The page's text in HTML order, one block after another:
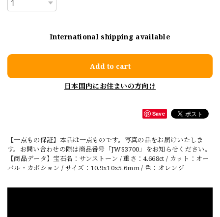
International shipping available
Add to cart
日本国内にお住まいの方向け
Save
【一点もの保証】本品は一点ものです。写真の品をお届けいたしま
す。お問い合わせの際は商品番号「JWS3700」をお知らせください。
【商品データ】宝石名：サンストーン / 重さ：4.668ct / カット：オー
バル・カボション / サイズ：10.9x10x5.6mm / 色：オレンジ